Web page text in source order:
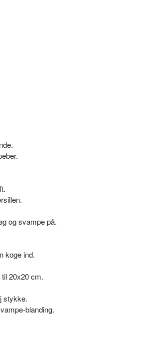
og svampe på.
koge ind.
20x20 cm.
stykke.
blanding.